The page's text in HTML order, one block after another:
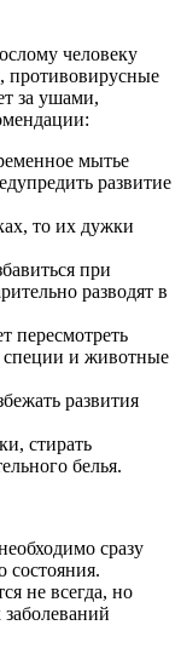
человеку
противовирусные
за ушами,
мытье
развитие
то их дужки
при
разводят в
пересмотреть
специи и животные
развития
стирать
белья.
сразу
состояния.
не всегда, но